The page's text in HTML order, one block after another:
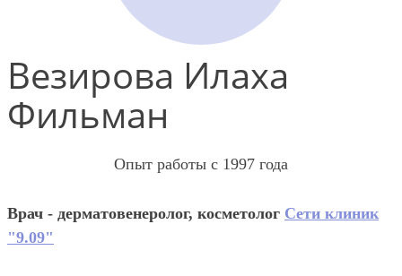
Везирова Илаха
Фильман
Опыт работы с 1997 года
Врач - дерматовенеролог, косметолог Сети клиник
"9.09"